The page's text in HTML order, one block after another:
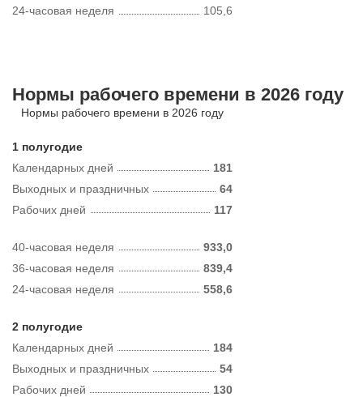
24-часовая неделя
105,6
Нормы рабочего времени в 2026 году
Нормы рабочего времени в 2026 году
1 полугодие
Календарных дней
181
Рабочих дней 117
Выходных и праздничных 64
40-часовая неделя
933,0
36-часовая неделя
839,4
24-часовая неделя
558,6
2 полугодие
Календарных дней
184
Рабочих дней 130
Выходных и праздничных 54